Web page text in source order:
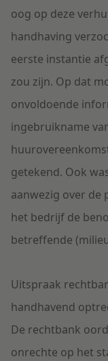
oog op deze
handhaving
eerste instantie
zou zijn. Op dat
onvoldoende
ingebruikname
getekend. Ook
aanwezig over de
het bedrijf de
betreffende
Uitspraak
handhavend
De rechtbank
onrechte op het